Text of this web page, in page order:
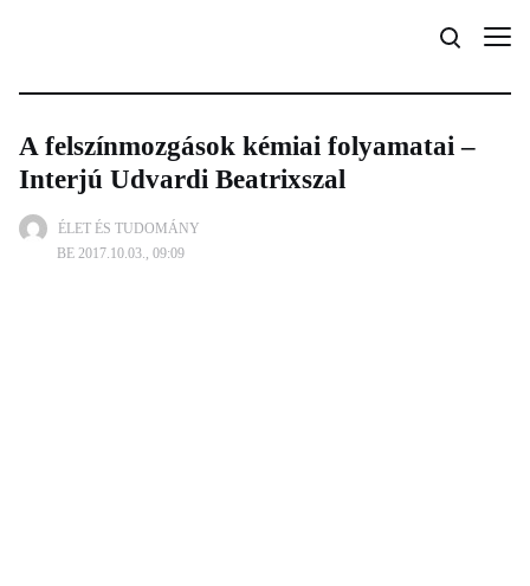
ÉLET ÉS TUDOMÁNY
BE 2017.10.03., 09:09
A felszínmozgások kémiai folyamatai –
Interjú Udvardi Beatrixszal